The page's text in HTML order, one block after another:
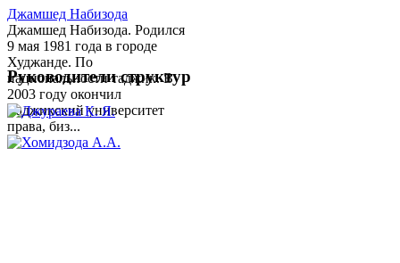
Джамшед Набизода
Джамшед Набизода. Родился
9 мая 1981 года в городе
Худжанде. По
национальности таджик. В
2003 году окончил
Таджикский университет
права, биз...
Руководители структур